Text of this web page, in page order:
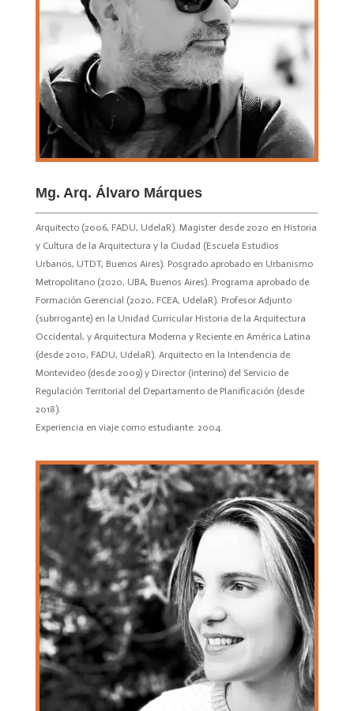
Mg. Arq. Álvaro Márques
Arquitecto (2006, FADU, UdelaR). Magister desde 2020 en Historia
y Cultura de la Arquitectura y la Ciudad (Escuela Estudios
Urbanos, UTDT, Buenos Aires). Posgrado aprobado en Urbanismo
Metropolitano (2020, UBA, Buenos Aires). Programa aprobado de
Formación Gerencial (2020, FCEA, UdelaR). Profesor Adjunto
(subrrogante) en la Unidad Curricular Historia de la Arquitectura
Occidental, y Arquitectura Moderna y Reciente en América Latina
(desde 2010, FADU, UdelaR). Arquitecto en la Intendencia de
Montevideo (desde 2009) y Director (interino) del Servicio de
Regulación Territorial del Departamento de Planificación (desde
2018).
Experiencia en viaje como estudiante: 2004.